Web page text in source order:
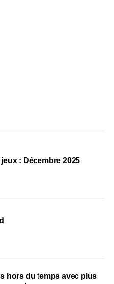
: Décembre 2025
hors du temps avec plus